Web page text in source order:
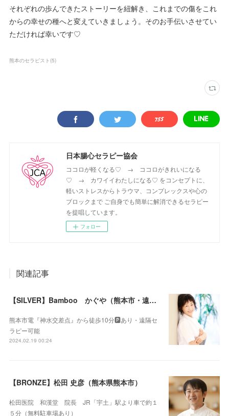
それぞれの歩んできたストーリーを紐解き、これまでの傷をこれ
からの幸せの種へと変えていきましょう。そのお手伝いさせてい
ただければ幸いです♡
熊本のセラピスト (5)
日本腸心セラピー協会
ココロが軽くなる♡ → ココロがきれいになる
♡ → カワイイわたしになる♡ をコンセプトに、
軽いストレスからトラウマ、コンプレックスや心の
ブロックまで ご自身でも簡単に解消できるセラピー
を提唱しています。
フォロー
関連記事
【SILVER】Bamboo かぐや（熊本市・遠隔セラピー可）
熊本市電『神水交差点』から徒歩10分🅿️あり・遠隔セ
ラピー可能
2024.02.19 00:24
【BRONZE】松田 史彦（熊本県熊本市）
松田医院 和漢堂 院長 JR「宇土」駅より車で約１
５分（無料駐車場あり）